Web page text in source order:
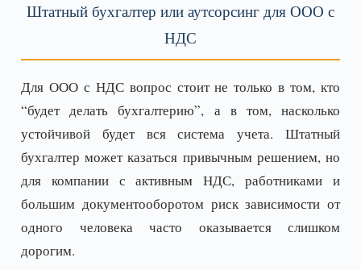
Штатный бухгалтер или аутсорсинг для ООО с
НДС
Для ООО с НДС вопрос стоит не только в том, кто
“будет делать бухгалтерию”, а в том, насколько
устойчивой будет вся система учета. Штатный
бухгалтер может казаться привычным решением, но
для компании с активным НДС, работниками и
большим документооборотом риск зависимости от
одного человека часто оказывается слишком
дорогим.